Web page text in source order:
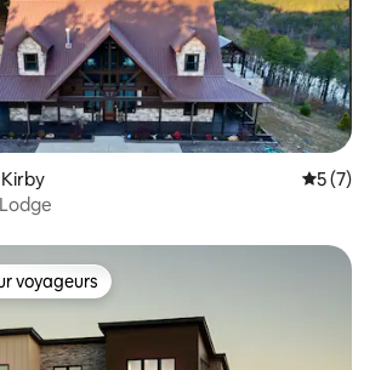
5 (7)
les plus appréciés
voyageurs